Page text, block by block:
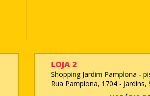
LOJA 2
Shopping Jardim Pamplona -
Rua Pamplona, 1704 - Jardins,